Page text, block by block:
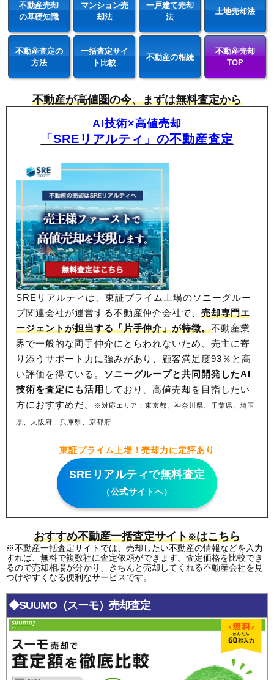
不動産売却
の基礎知識
マンション売
却法
一戸建て売却
法
土地売却法
不動産査定の
方法
一括査定サイ
ト比較
不動産の相続
不動産売却
TOP
不動産が高値圏の今、まずは無料査定から
AI技術×高値売却
「SREリアルティ」の不動産査定
SREリアルティは、東証プライム上場のソニーグルー
プ関連会社が運営する不動産仲介会社で、売却専門エ
ージェントが担当する「片手仲介」が特徴。不動産業
界で一般的な両手仲介にとらわれないため、売主に寄
り添うサポート力に強みがあり、顧客満足度93％と高
い評価を得ている。 ソニーグループと共同開発したAI
技術を査定にも活用 しており、高値売却を目指したい
方におすすめだ。
※対応エリア：東京都、神奈川県、千葉県、埼玉
県、大阪府、兵庫県、京都府
東証プライム上場！売却力に定評あり
SREリアルティで無料査定
（公式サイトへ）
おすすめ不動産一括査定サイト※はこちら
※不動産一括査定サイトでは、売却したい不動産の情報などを入力
すれば、無料で複数社に査定依頼ができます。査定価格を比較でき
るので売却相場が分かり、きちんと売却してくれる不動産会社を見
つけやすくなる便利なサービスです。
◆SUUMO（スーモ）売却査定